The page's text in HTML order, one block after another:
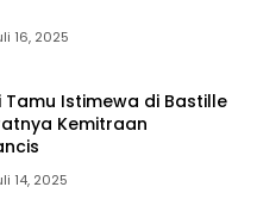
16, 2025
Istimewa di Bastille
Kemitraan
14, 2025